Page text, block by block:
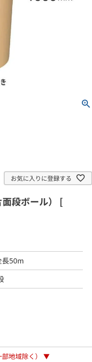
お気に入りに登録する
面段ボール） [
50m
部地域除く） ▼